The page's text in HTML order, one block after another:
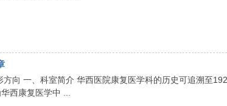
向 一、科室简介 华西医院康复医学科的历史可追溯至
西康复医学中 ...